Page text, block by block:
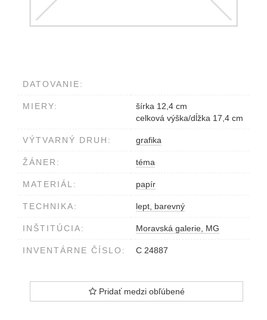
DATOVANIE:
MIERY:
šírka 12,4 cm
celková výška/dĺžka 17,4 cm
VÝTVARNÝ DRUH: grafika
ŽÁNER: téma
MATERIÁL: papír
TECHNIKA: lept, barevný
INŠTITÚCIA: Moravská galerie, MG
INVENTÁRNE ČÍSLO: C 24887
Pridať medzi obľúbené